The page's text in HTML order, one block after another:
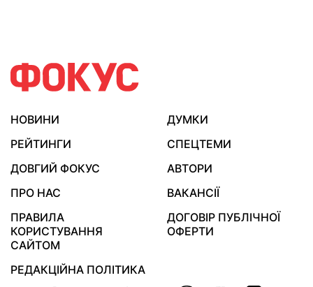
НОВИНИ
ДУМКИ
РЕЙТИНГИ
СПЕЦТЕМИ
ДОВГИЙ ФОКУС
АВТОРИ
ПРО НАС
ВАКАНСІЇ
ПРАВИЛА
КОРИСТУВАННЯ
САЙТОМ
ДОГОВІР ПУБЛІЧНОЇ
ОФЕРТИ
РЕДАКЦІЙНА ПОЛІТИКА